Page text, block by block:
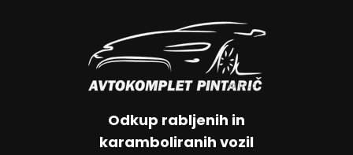
Odkup rabljenih in
karamboliranih vozil